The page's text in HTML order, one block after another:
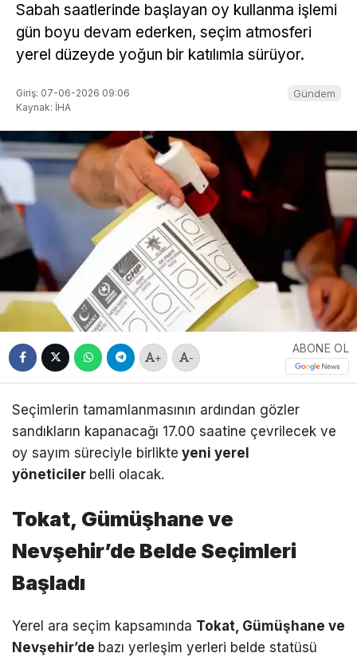
Sabah saatlerinde başlayan oy kullanma işlemi
gün boyu devam ederken, seçim atmosferi
yerel düzeyde yoğun bir katılımla sürüyor.
Giriş: 07-06-2026 09:06
Kaynak: İHA
Gündem
+ -
ABONE OL
Seçimlerin tamamlanmasının ardından gözler
sandıkların kapanacağı 17.00 saatine çevrilecek ve
oy sayım süreciyle birlikte yeni yerel
yöneticiler belli olacak.
Tokat, Gümüşhane ve
Nevşehir’de Belde Seçimleri
Başladı
Yerel ara seçim kapsamında Tokat, Gümüşhane ve
Nevşehir’de bazı yerleşim yerleri belde statüsü